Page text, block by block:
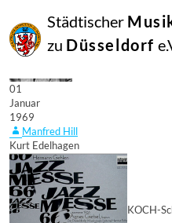
Städtischer
zu Düsseldorf
01
Januar
1969
Manfred Hill
Kurt Edelhagen
KOCH-